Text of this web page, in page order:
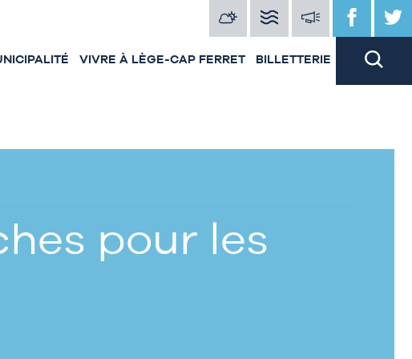
VIVRE À LÈGE-CAP FERRET BILLETTERIE
pour les